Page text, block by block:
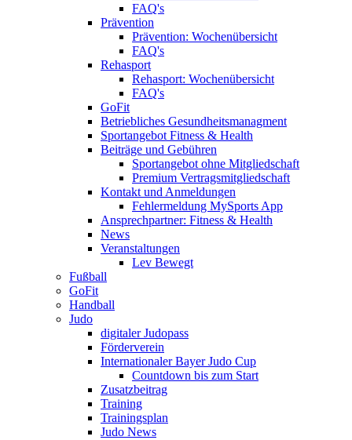
FAQ's
Prävention
Prävention: Wochenübersicht
FAQ's
Rehasport
Rehasport: Wochenübersicht
FAQ's
GoFit
Betriebliches Gesundheitsmanagment
Sportangebot Fitness & Health
Beiträge und Gebühren
Sportangebot ohne Mitgliedschaft
Premium Vertragsmitgliedschaft
Kontakt und Anmeldungen
Fehlermeldung MySports App
Ansprechpartner: Fitness & Health
News
Veranstaltungen
Lev Bewegt
Fußball
GoFit
Handball
Judo
digitaler Judopass
Förderverein
Internationaler Bayer Judo Cup
Countdown bis zum Start
Zusatzbeitrag
Training
Trainingsplan
Judo News